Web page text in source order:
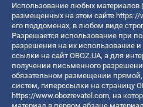
Использование любых материалов
размещенных на этом сайте https://
его поддоменах, в любом виде
Разрешается использование при
разрешения на их использование
ссылки на сайт OBOZ.UA, а для
получении письменного
обязательном размещении
систем, гиперссылки на страницу
https://www.obozrevatel.com, на